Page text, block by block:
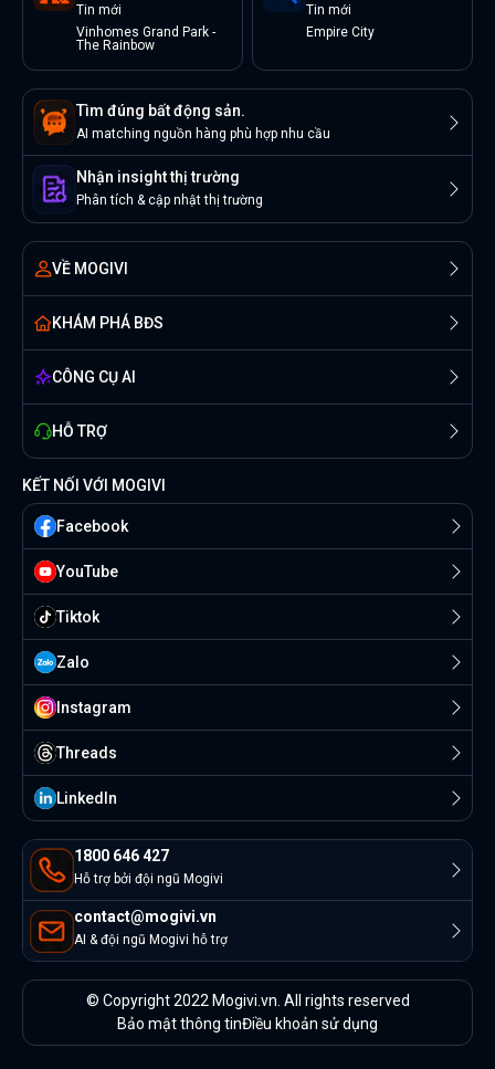
Tin mới
Vinhomes Grand Park -
The Rainbow
Tin mới
Empire City
Tìm đúng bất động sản.
AI matching nguồn hàng phù hợp nhu cầu
Nhận insight thị trường
Phân tích & cập nhật thị trường
VỀ MOGIVI
KHÁM PHÁ BĐS
CÔNG CỤ AI
HỖ TRỢ
1800 646 427
Hỗ trợ bởi đội ngũ Mogivi
contact@mogivi.vn
AI & đội ngũ Mogivi hỗ trợ
KẾT NỐI VỚI MOGIVI
Facebook
YouTube
Tiktok
Zalo
Instagram
Threads
Linkedln
© Copyright 2022 Mogivi.vn. All rights reserved
Bảo mật thông tinĐiều khoản sử dụng